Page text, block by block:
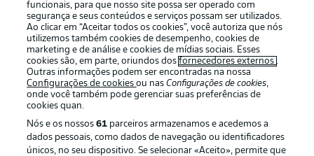
Oferecido por
funcionais, para que nosso site possa ser operado com
segurança e seus conteúdos e serviços possam ser utilizados.
Ao clicar em “Aceitar todos os cookies”, você autoriza que nós
utilizemos também cookies de desempenho, cookies de
marketing e de análise e cookies de mídias sociais. Esses
cookies são, em parte, oriundos dosfornecedores externos .
Outras informações podem ser encontradas na nossa
Configurações de cookiesou nasConfigurações de cookies,
onde você também pode gerenciar suas preferências de
cookies quan.
Nós e os nossos61 parceiros armazenamos e acedemos a
dados pessoais, como dados de navegação ou identificadores
únicos, no seu dispositivo. Se selecionar «Aceito», permite que